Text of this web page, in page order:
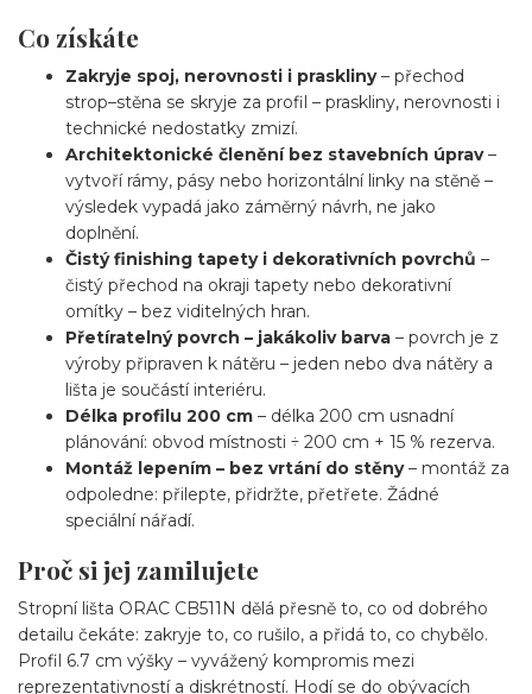
Co získáte
Zakryje spoj, nerovnosti i praskliny– přechod
strop–stěna se skryje za profil – praskliny, nerovnosti i
technické nedostatky zmizí.
Architektonické členění bez stavebních úprav–
vytvoří rámy, pásy nebo horizontální linky na stěně –
výsledek vypadá jako záměrný návrh, ne jako
doplnění.
Čistý finishing tapety i dekorativních povrchů –
čistý přechod na okraji tapety nebo dekorativní
omítky – bez viditelných hran.
Přetíratelný povrch – jakákoliv barva – povrch je z
výroby připraven k nátěru – jeden nebo dva nátěry a
lišta je součástí interiéru.
Délka profilu 200 cm – délka 200 cm usnadní
plánování: obvod místnosti ÷ 200 cm + 15 % rezerva.
Montáž lepením – bez vrtání do stěny– montáž za
odpoledne: přilepte, přidržte, přetřete. Žádné
speciální nářadí.
Proč si jej zamilujete
Stropní lišta ORAC CB511N dělá přesně to, co od dobrého
detailu čekáte: zakryje to, co rušilo, a přidá to, co chybělo.
Profil 6.7 cm výšky – vyvážený kompromis mezi
reprezentativností a diskrétností. Hodí se do obývacích